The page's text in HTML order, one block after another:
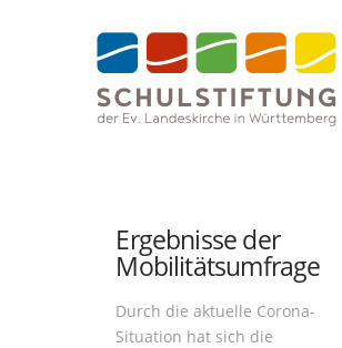
Radleasing und Job-
Tickets, aktueller
Stand September
2020
Ergebnisse der
Mobilitätsumfrage
Durch die aktuelle Corona-
Situation hat sich die